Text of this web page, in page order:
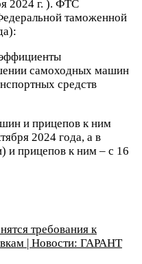
2024 г. ). ФТС
таможенной
самоходных машин
средств
и прицепов к ним
2024 года, а в
и прицепов к ним – с 16
требования к
| Новости: ГАРАНТ